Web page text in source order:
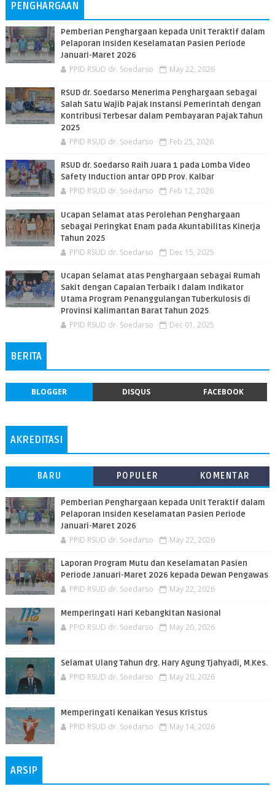
PENGHARGAAN
Pemberian Penghargaan kepada Unit Teraktif dalam
Pelaporan Insiden Keselamatan Pasien Periode
Januari-Maret 2026
PPID RSUD dr. Soedarso May 22, 2026
RSUD dr. Soedarso Menerima Penghargaan sebagai
Salah Satu Wajib Pajak Instansi Pemerintah dengan
Kontribusi Terbesar dalam Pembayaran Pajak Tahun
2025
PPID RSUD dr. Soedarso Feb 25, 2026
RSUD dr. Soedarso Raih Juara 1 pada Lomba Video
Safety Induction antar OPD Prov. Kalbar
PPID RSUD dr. Soedarso Feb 12, 2026
Ucapan Selamat atas Perolehan Penghargaan
sebagai Peringkat Enam pada Akuntabilitas Kinerja
Tahun 2025
PPID RSUD dr. Soedarso Dec 15, 2025
Ucapan Selamat atas Penghargaan sebagai Rumah
Sakit dengan Capaian Terbaik I dalam Indikator
Utama Program Penanggulangan Tuberkulosis di
Provinsi Kalimantan Barat Tahun 2025
PPID RSUD dr. Soedarso Dec 01, 2025
BERITA
BLOGGER DISQUS FACEBOOK
AKREDITASI
BARU POPULER KOMENTAR
Pemberian Penghargaan kepada Unit Teraktif dalam
Pelaporan Insiden Keselamatan Pasien Periode
Januari-Maret 2026
PPID RSUD dr. Soedarso May 22, 2026
Laporan Program Mutu dan Keselamatan Pasien
Periode Januari-Maret 2026 kepada Dewan Pengawas
PPID RSUD dr. Soedarso May 22, 2026
Memperingati Hari Kebangkitan Nasional
PPID RSUD dr. Soedarso May 20, 2026
Selamat Ulang Tahun drg. Hary Agung Tjahyadi, M.Kes.
PPID RSUD dr. Soedarso May 20, 2026
Memperingati Kenaikan Yesus Kristus
PPID RSUD dr. Soedarso May 14, 2026
ARSIP